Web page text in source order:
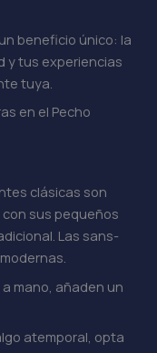
beneficio único: la
y tus experiencias
tuya.
en el Pecho
clásicas son
con sus pequeños
Las sans-
mano, añaden un
atemporal, opta